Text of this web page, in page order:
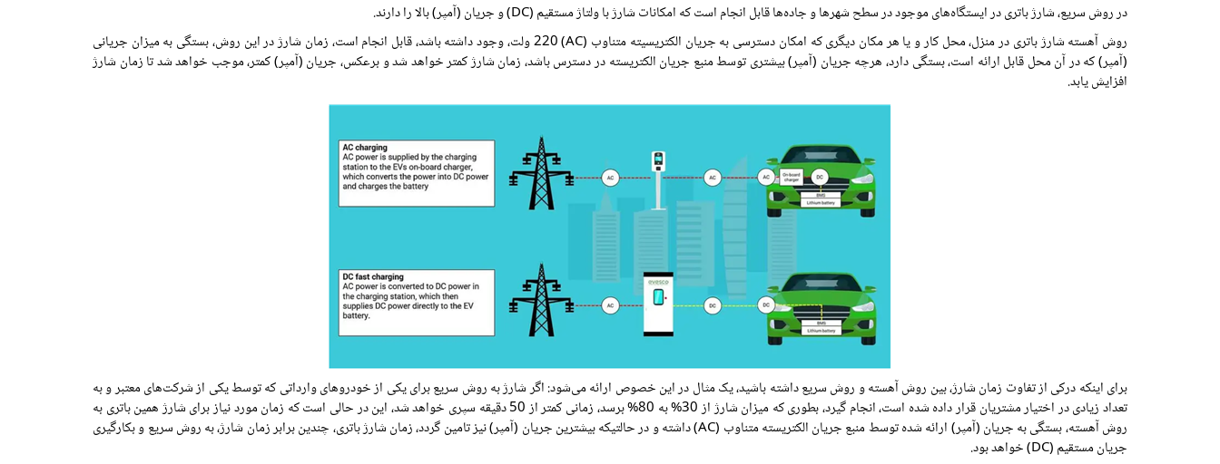
در روش سریع، شارژ باتری در ایستگاه‌های موجود در سطح شهرها و جاده‌ها قابل انجام است که امکانات شارژ با ولتاژ مستقیم (DC) و جریان (آمپر) بالا را دارند.
روش آهسته شارژ باتری در منزل، محل کار و یا هر مکان دیگری که امکان دسترسی به جریان الکتریسیته متناوب (AC) 220 ولت، وجود داشته باشد، قابل انجام است، زمان شارژ در این روش، بستگی به میزان جریانی
(آمپر) که در آن محل قابل ارائه است، بستگی دارد، هرچه جریان (آمپر) بیشتری توسط منبع جریان الکتریسته در دسترس باشد، زمان شارژ کمتر خواهد شد و برعکس، جریان (آمپر) کمتر، موجب خواهد شد تا زمان شارژ
افزایش یابد.
برای اینکه درکی از تفاوت زمان شارژ، بین روش آهسته و روش سریع داشته باشید، یک مثال در این‌ خصوص ارائه می‌شود: اگر شارژ به روش سریع برای یکی از خودروهای وارداتی که توسط یکی از شرکت‌های معتبر و به
تعداد زیادی در اختیار مشتریان قرار داده شده است، انجام گیرد، بطوری که میزان شارژ از 30% به 80% برسد، زمانی کمتر از 50 دقیقه سپری خواهد شد، این در حالی است که زمان مورد نیاز برای شارژ همین باتری به
روش آهسته، بستگی به جریان (آمپر) ارائه شده توسط منبع جریان الکتریسته متناوب (AC) داشته و در حالتیکه بیشترین جریان (آمپر) نیز تامین گردد، زمان شارژ باتری، چندین برابر زمان شارژ، به روش سریع و بکارگیری
جریان مستقیم (DC) خواهد بود.